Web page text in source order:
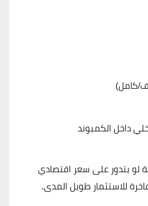
كامل)
داخل الكمبوند
لو بتدور على سعر اقتصادي
للاستثمار طويل المدى.